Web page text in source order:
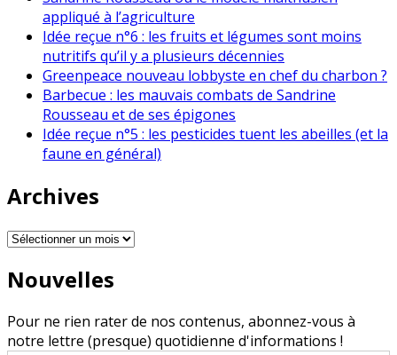
appliqué à l’agriculture
Idée reçue n°6 : les fruits et légumes sont moins
nutritifs qu’il y a plusieurs décennies
Greenpeace nouveau lobbyste en chef du charbon ?
Barbecue : les mauvais combats de Sandrine
Rousseau et de ses épigones
Idée reçue n°5 : les pesticides tuent les abeilles (et la
faune en général)
Archives
Archives
Nouvelles
Pour ne rien rater de nos contenus, abonnez-vous à
notre lettre (presque) quotidienne d'informations !